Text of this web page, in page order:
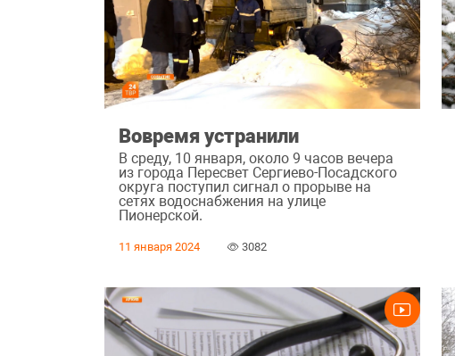
Вовремя устранили
В среду, 10 января, около 9 часов вечера
из города Пересвет Сергиево-Посадского
округа поступил сигнал о прорыве на
сетях водоснабжения на улице
Пионерской.
11 января 2024 3082